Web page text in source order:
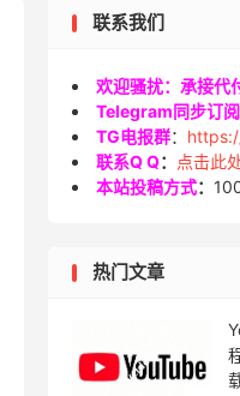
联系我们
欢迎骚扰：承接代
Telegram同步订阅
TG电报群：
联系Q Q：
点击此
本站投稿方式：
热门文章